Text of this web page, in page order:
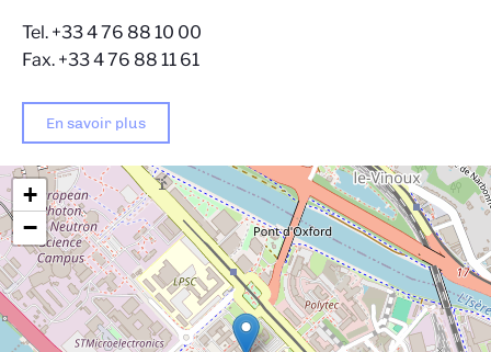
+
−
Tel. +33 4 76 88 10 00
Fax. +33 4 76 88 11 61
En savoir plus